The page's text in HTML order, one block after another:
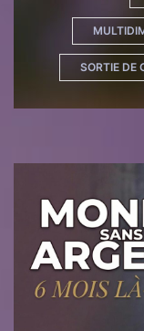
SORTIE DE